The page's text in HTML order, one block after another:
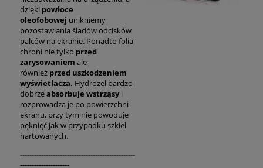
dzięki powłoce
oleofobowej unikniemy
pozostawiania śladów odcisków
palców na ekranie. Ponadto folia
chroni nie tylko przed
zarysowaniem ale
również przed uszkodzeniem
wyświetlacza. Hydrożel bardzo
dobrzeabsorbuje wstrząsyi
rozprowadza je po powierzchni
ekranu, przy tym nie powoduje
pęknięć jak w przypadku szkieł
hartowanych.
-------------------------------------------------
---------------------